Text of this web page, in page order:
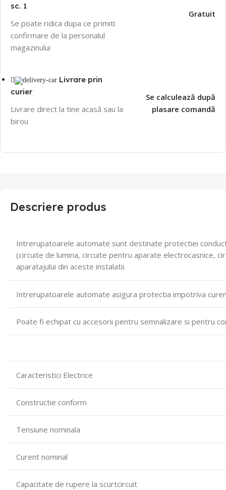
sc. 1
Se poate ridica dupa ce primiti
confirmare de la personalul
magazinului
Gratuit
Livrare prin
curier
Livrare direct la tine acasă sau la
birou
Se calculează după
plasare comandă
Descriere produs
Intrerupatoarele automate sunt destinate protectiei
(circuite de lumina, circuite pentru aparate electrocasnice,
aparatajului din aceste instalatii.
Intrerupatoarele automate asigura protectia impotriva
Poate fi echipat cu accesorii pentru semnalizare si pentru
Caracteristici Electrice
Constructie conform
Tensiune nominala
Curent nominal
Capacitate de rupere la scurtcircuit